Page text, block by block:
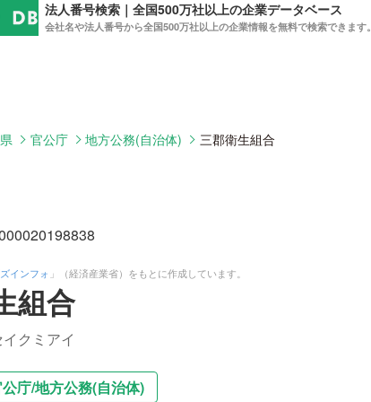
法人番号検索｜全国500万社以上の企業データベース
会社名や法人番号から全国500万社以上の企業情報を無料で検索できます。
官公庁 地方公務(自治体) 三郡衛生組合
インフォ 」（経済産業省）をもとに作成しています。
組合
クミアイ
庁/地方公務(自治体)